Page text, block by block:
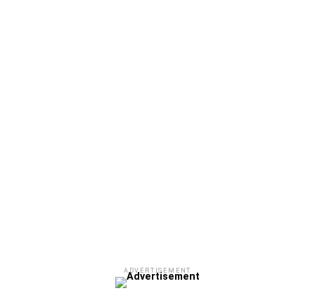
ADVERTISEMENT